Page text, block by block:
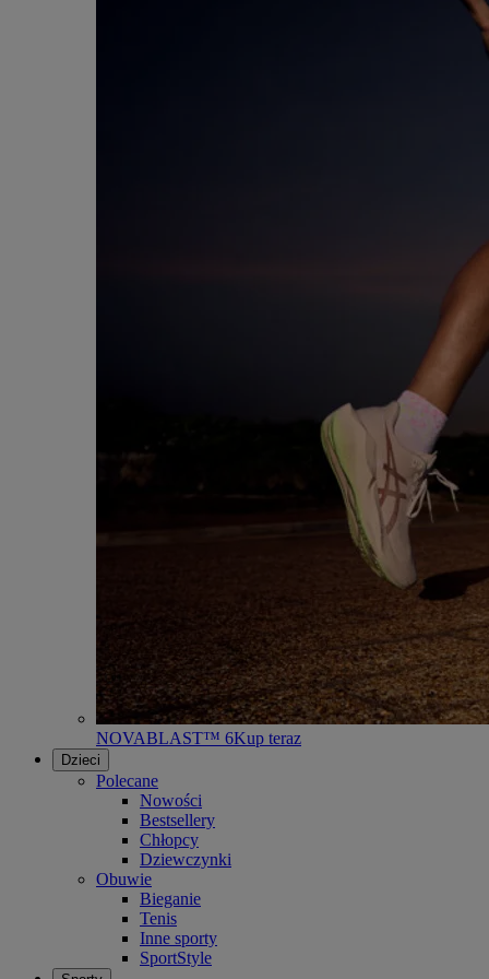
NOVABLAST™ 6Kup teraz
Dzieci
Polecane
Nowości
Bestsellery
Chłopcy
Dziewczynki
Obuwie
Bieganie
Tenis
Inne sporty
SportStyle